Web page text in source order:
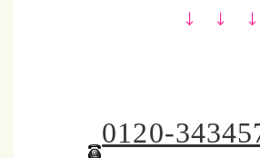
↓ ↓ ↓
0120-